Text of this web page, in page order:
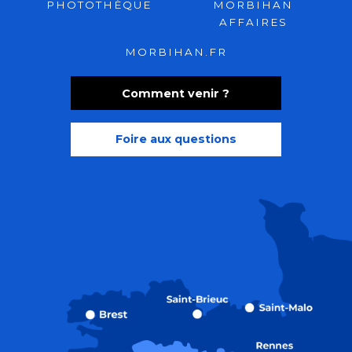
Comment venir ?
Foire aux questions
PHOTOTHÈQUE
MORBIHAN
AFFAIRES
MORBIHAN.FR